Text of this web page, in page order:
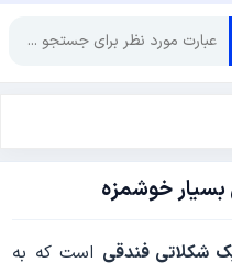
خوشمزه
شکلاتی فندقی است که به